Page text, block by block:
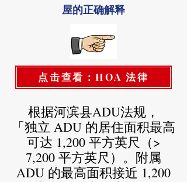
屋的正确解释
点击查看：HOA 法律
根据河滨县ADU法规，
「独立 ADU 的居住面积最高
可达 1,200 平方英尺（>
7,200 平方英尺）。附属
ADU 的最高面积接近 1,200